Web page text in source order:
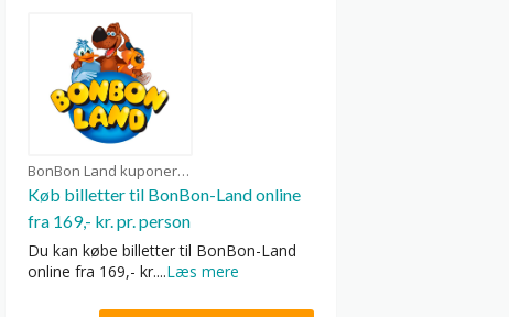
BonBon Land kuponer
Køb billetter til BonBon-Land online
fra 169,- kr. pr. person
Du kan købe billetter til BonBon-Land
online fra 169,- kr....Læs mere